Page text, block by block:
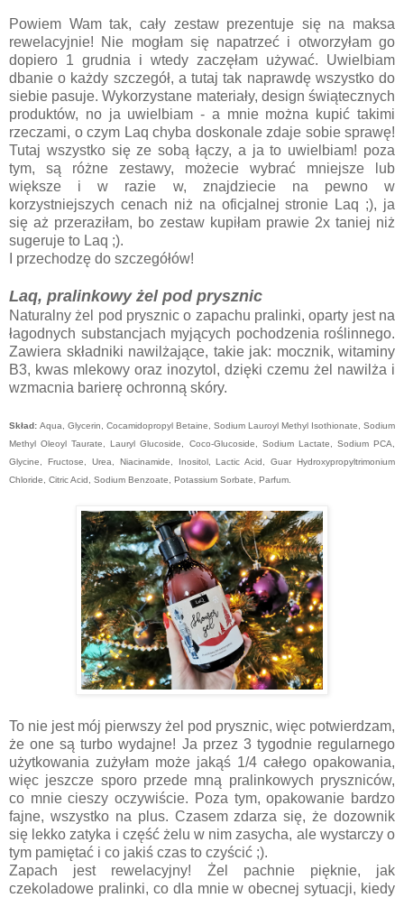
Powiem Wam tak, cały zestaw prezentuje się na maksa
rewelacyjnie! Nie mogłam się napatrzeć i otworzyłam go
dopiero 1 grudnia i wtedy zaczęłam używać. Uwielbiam
dbanie o każdy szczegół, a tutaj tak naprawdę wszystko do
siebie pasuje. Wykorzystane materiały, design świątecznych
produktów, no ja uwielbiam - a mnie można kupić takimi
rzeczami, o czym Laq chyba doskonale zdaje sobie sprawę!
Tutaj wszystko się ze sobą łączy, a ja to uwielbiam! poza
tym, są różne zestawy, możecie wybrać mniejsze lub
większe i w razie w, znajdziecie na pewno w
korzystniejszych cenach niż na oficjalnej stronie Laq ;), ja
się aż przeraziłam, bo zestaw kupiłam prawie 2x taniej niż
sugeruje to Laq ;).
I przechodzę do szczegółów!
Laq, pralinkowy żel pod prysznic
Naturalny żel pod prysznic o zapachu pralinki, oparty jest na
łagodnych substancjach myjących pochodzenia roślinnego.
Zawiera składniki nawilżające, takie jak: mocznik, witaminy
B3, kwas mlekowy oraz inozytol, dzięki czemu żel nawilża i
wzmacnia barierę ochronną skóry.
Skład: Aqua, Glycerin, Cocamidopropyl Betaine, Sodium Lauroyl Methyl Isothionate, Sodium
Methyl Oleoyl Taurate, Lauryl Glucoside, Coco-Glucoside, Sodium Lactate, Sodium PCA,
Glycine, Fructose, Urea, Niacinamide, Inositol, Lactic Acid, Guar Hydroxypropyltrimonium
Chloride, Citric Acid, Sodium Benzoate, Potassium Sorbate, Parfum.
To nie jest mój pierwszy żel pod prysznic, więc potwierdzam,
że one są turbo wydajne! Ja przez 3 tygodnie regularnego
użytkowania zużyłam może jakąś 1/4 całego opakowania,
więc jeszcze sporo przede mną pralinkowych pryszniców,
co mnie cieszy oczywiście. Poza tym, opakowanie bardzo
fajne, wszystko na plus. Czasem zdarza się, że dozownik
się lekko zatyka i część żelu w nim zasycha, ale wystarczy o
tym pamiętać i co jakiś czas to czyścić ;).
Zapach jest rewelacyjny! Żel pachnie pięknie, jak
czekoladowe pralinki, co dla mnie w obecnej sytuacji, kiedy